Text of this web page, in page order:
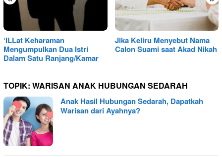
‘ILLat Keharaman
Mengumpulkan Dua Istri
Dalam Satu Ranjang/Kamar
Jika Keliru Menyebut Nama
Calon Suami saat Akad Nikah
TOPIK: WARISAN ANAK HUBUNGAN SEDARAH
Anak Hasil Hubungan Sedarah, Dapatkah
Warisan dari Ayahnya?